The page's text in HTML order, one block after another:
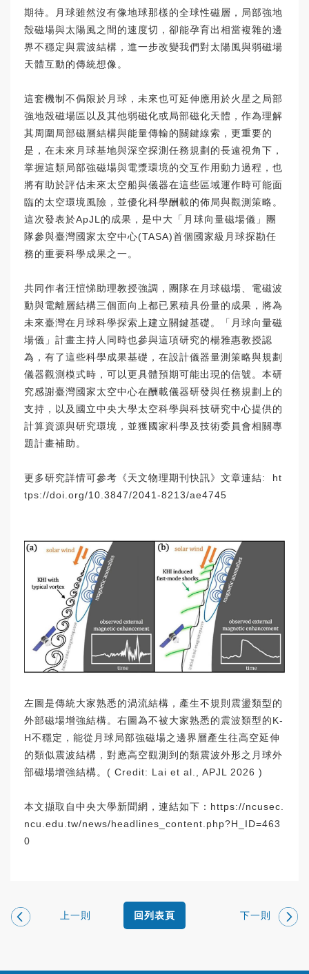
期待。月球雖然沒有像地球那樣的全球性磁層，局部強地
殼磁場與太陽風之間的速度切，卻能孕育出相當複雜的邊
界不穩定與震波結構，進一步改變我們對太陽風與弱磁場
天體互動的傳統想像。
這套機制不侷限於月球，未來也可延伸應用於火星之局部
強地殼磁場區以及其他弱磁化或局部磁化天體，作為理解
其周圍局部磁層結構與能量傳輸的關鍵線索，更重要的
是，在未來月球基地與深空探測任務規劃的長遠視角下，
掌握這類局部強磁場與電漿環境的交互作用動力過程，也
將有助於評估未來太空船與儀器在這些區域運作時可能面
臨的太空環境風險，並優化科學酬載的佈局與觀測策略。
這次發表於ApJL的成果，是中大「月球向量磁場儀」團
隊參與臺灣國家太空中心(TASA)首個國家級月球探勘任
務的重要科學成果之一。
共同作者汪愷悌助理教授強調，團隊在月球磁場、電磁波
動與電離層結構三個面向上都已累積具份量的成果，將為
未來臺灣在月球科學探索上建立關鍵基礎。「月球向量磁
場儀」計畫主持人同時也參與這項研究的楊雅惠教授認
為，有了這些科學成果基礎，在設計儀器量測策略與規劃
儀器觀測模式時，可以更具體預期可能出現的信號。本研
究感謝臺灣國家太空中心在酬載儀器研發與任務規劃上的
支持，以及國立中央大學太空科學與科技研究中心提供的
計算資源與研究環境，並獲國家科學及技術委員會相關專
題計畫補助。
更多研究詳情可參考《天文物理期刊快訊》文章連結: ht
tps://doi.org/10.3847/2041-8213/ae4745
左圖是傳統大家熟悉的渦流結構，產生不規則震盪類型的
外部磁場增強結構。右圖為不被大家熟悉的震波類型的K-
H不穩定，能從月球局部強磁場之邊界層產生往高空延伸
的類似震波結構，對應高空觀測到的類震波外形之月球外
部磁場增強結構。( Credit: Lai et al., APJL 2026 )
本文擷取自中央大學新聞網，連結如下： https://ncusec.
ncu.edu.tw/news/headlines_content.php?H_ID=463
0
上一則 下一則
回列表頁